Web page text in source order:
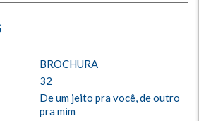
BROCHURA
32
De um jeito pra você, de outro
pra mim